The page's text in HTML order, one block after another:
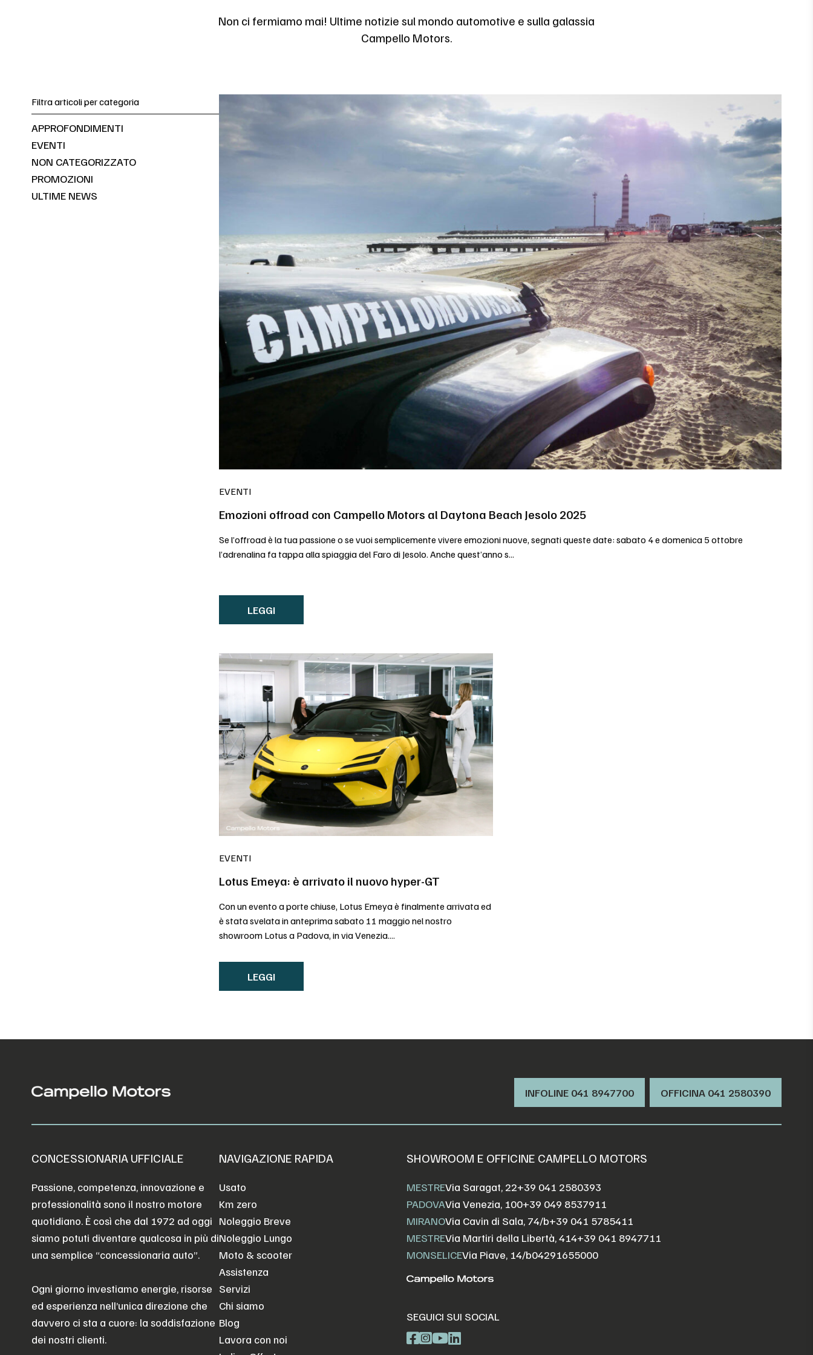
Non ci fermiamo mai! Ultime notizie sul mondo automotive e sulla galassia
Campello Motors.
Filtra articoli per categoria
APPROFONDIMENTI
EVENTI
NON CATEGORIZZATO
PROMOZIONI
ULTIME NEWS
EVENTI
Emozioni offroad con Campello Motors al Daytona Beach Jesolo 2025
Se l’offroad è la tua passione o se vuoi semplicemente vivere emozioni nuove, segnati queste date: sabato 4 e domenica 5 ottobre
l’adrenalina fa tappa alla spiaggia del Faro di Jesolo. Anche quest’anno s...
LEGGI
EVENTI
Lotus Emeya: è arrivato il nuovo hyper-GT
Con un evento a porte chiuse, Lotus Emeya è finalmente arrivata ed
è stata svelata in anteprima sabato 11 maggio nel nostro
showroom Lotus a Padova, in via Venezia....
LEGGI
INFOLINE 041 8947700 OFFICINA ‭041 2580390‬
CONCESSIONARIA UFFICIALE
Passione, competenza, innovazione e
professionalità sono il nostro motore
quotidiano. È così che dal 1972 ad oggi
siamo potuti diventare qualcosa in più di
una semplice “concessionaria auto”.
Ogni giorno investiamo energie, risorse
ed esperienza nell’unica direzione che
davvero ci sta a cuore: la soddisfazione
dei nostri clienti.
NAVIGAZIONE RAPIDA
Usato
Km zero
Noleggio Breve
Noleggio Lungo
Moto & scooter
Assistenza
Servizi
Chi siamo
Blog
Lavora con noi
SHOWROOM E OFFICINE CAMPELLO MOTORS
MESTREVia Saragat, 22+39 041 2580393
PADOVAVia Venezia, 100+39 049 8537911
MIRANOVia Cavin di Sala, 74/b+39 041 5785411
MESTREVia Martiri della Libertà, 414+39 041 8947711
MONSELICEVia Piave, 14/b04291655000
SEGUICI SUI SOCIAL